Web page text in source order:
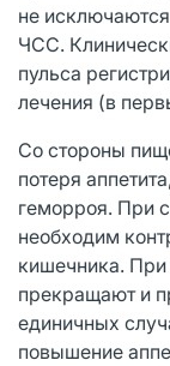
не
ЧСС.
пульса
лечения (в
Со стороны
потеря
геморроя. При
необходим
кишечника. При
прекращают и
единичных
повышение